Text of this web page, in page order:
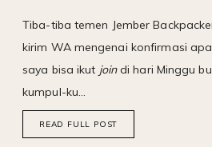
Tiba-tiba temen Jember
kirim WA mengenai konfirmasi
saya bisa ikut joindi hari Minggu
kumpul-ku…
READ FULL POST